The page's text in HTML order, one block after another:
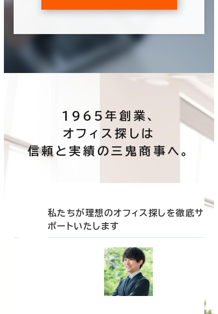
1965年創業、
オフィス探しは
信頼と実績の三鬼商事へ。
私たちが理想のオフィス探しを徹底サ
ポートいたします